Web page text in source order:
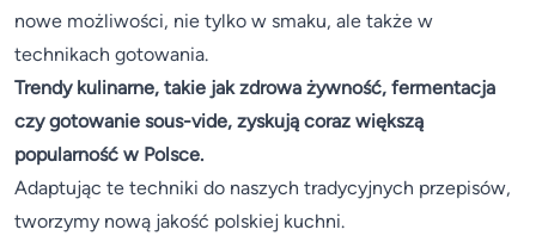
nowe możliwości, nie tylko w smaku, ale także w
technikach gotowania.
Trendy kulinarne, takie jak zdrowa żywność, fermentacja
czy gotowanie sous-vide, zyskują coraz większą
popularność w Polsce.
Adaptując te techniki do naszych tradycyjnych przepisów,
tworzymy nową jakość polskiej kuchni.